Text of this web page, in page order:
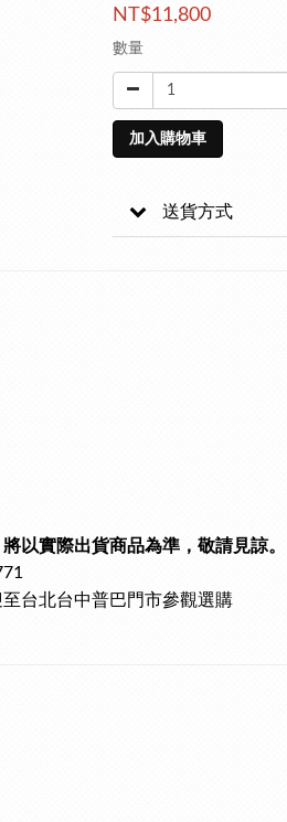
NT$11,800
數量
加入購物車
送貨方式
以實際出貨商品為準，敬請見諒。
台北台中普巴門市參觀選購